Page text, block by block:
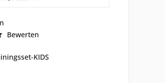
Bewerten
KIDS